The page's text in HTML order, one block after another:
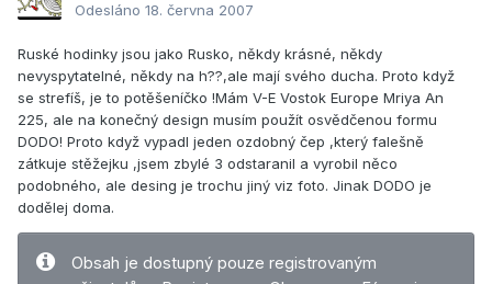
Odesláno 18. června 2007
Ruské hodinky jsou jako Rusko, někdy krásné, někdy
nevyspytatelné, někdy na h??,ale mají svého ducha. Proto když
se strefíš, je to potěšeníčko !Mám V-E Vostok Europe Mriya An
225, ale na konečný design musím použít osvědčenou formu
DODO! Proto když vypadl jeden ozdobný čep ,který falešně
zátkuje stěžejku ,jsem zbylé 3 odstaranil a vyrobil něco
podobného, ale desing je trochu jiný viz foto. Jinak DODO je
dodělej doma.
Obsah je dostupný pouze registrovaným